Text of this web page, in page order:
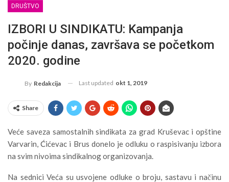
DRUŠTVO
IZBORI U SINDIKATU: Kampanja
počinje danas, završava se početkom
2020. godine
By Redakcija Last updated okt 1, 2019
Share
Veće saveza samostalnih sindikata za grad Kruševac i opštine
Varvarin, Ćićevac i Brus donelo je odluku o raspisivanju izbora
na svim nivoima sindikalnog organizovanja.
Na sednici Veća su usvojene odluke o broju, sastavu i načinu